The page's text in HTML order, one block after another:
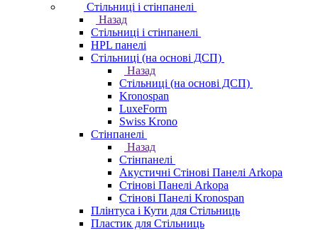
Стільниці і стінпанелі
Назад
Стільниці і стінпанелі
HPL панелі
Стільниці (на основі ДСП)
Назад
Стільниці (на основі ДСП)
Kronospan
LuxeForm
Swiss Krono
Стінпанелі
Назад
Стінпанелі
Акустичні Стінові Панелі Аrkopa
Стінові Панелі Arkopa
Стінові Панелі Kronospan
Плінтуса і Кути для Стільниць
Пластик для Стільниць